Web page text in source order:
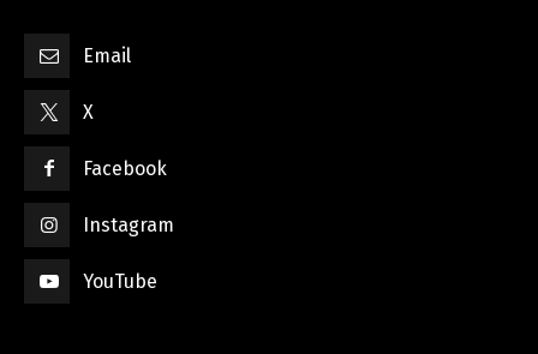
Email
X
Facebook
Instagram
YouTube